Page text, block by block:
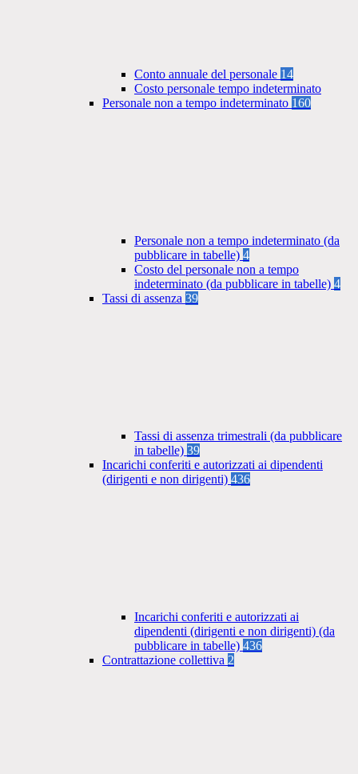
Conto annuale del personale 14
Costo personale tempo indeterminato
Personale non a tempo indeterminato 160
Personale non a tempo indeterminato (da
pubblicare in tabelle) 4
Costo del personale non a tempo
indeterminato (da pubblicare in tabelle) 4
Tassi di assenza 39
Tassi di assenza trimestrali (da pubblicare
in tabelle) 39
Incarichi conferiti e autorizzati ai dipendenti
(dirigenti e non dirigenti) 436
Incarichi conferiti e autorizzati ai
dipendenti (dirigenti e non dirigenti) (da
pubblicare in tabelle) 436
Contrattazione collettiva 2